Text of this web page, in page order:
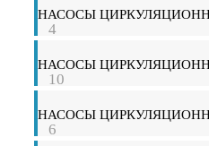
НАСОСЫ
4
НАСОСЫ
10
НАСОСЫ
6